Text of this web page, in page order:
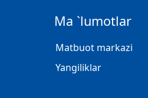
Ma `lumotlar
Matbuot markazi
Yangiliklar